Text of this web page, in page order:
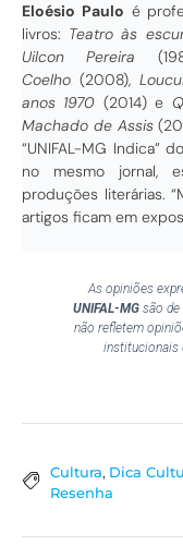
Eloésio Paulo é
livros: Teatro às
Uilcon Pereira
Coelho (2008),
anos 1970 (2014) e
Machado de Assis
“UNIFAL-MG Indica”
no mesmo jornal,
produções literárias.
artigos ficam em
As opiniões
UNIFAL-MGsão de
não refletem
institucionais
Cultura, Dica
Resenha